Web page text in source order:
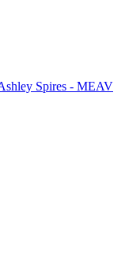
Spires - MEAV